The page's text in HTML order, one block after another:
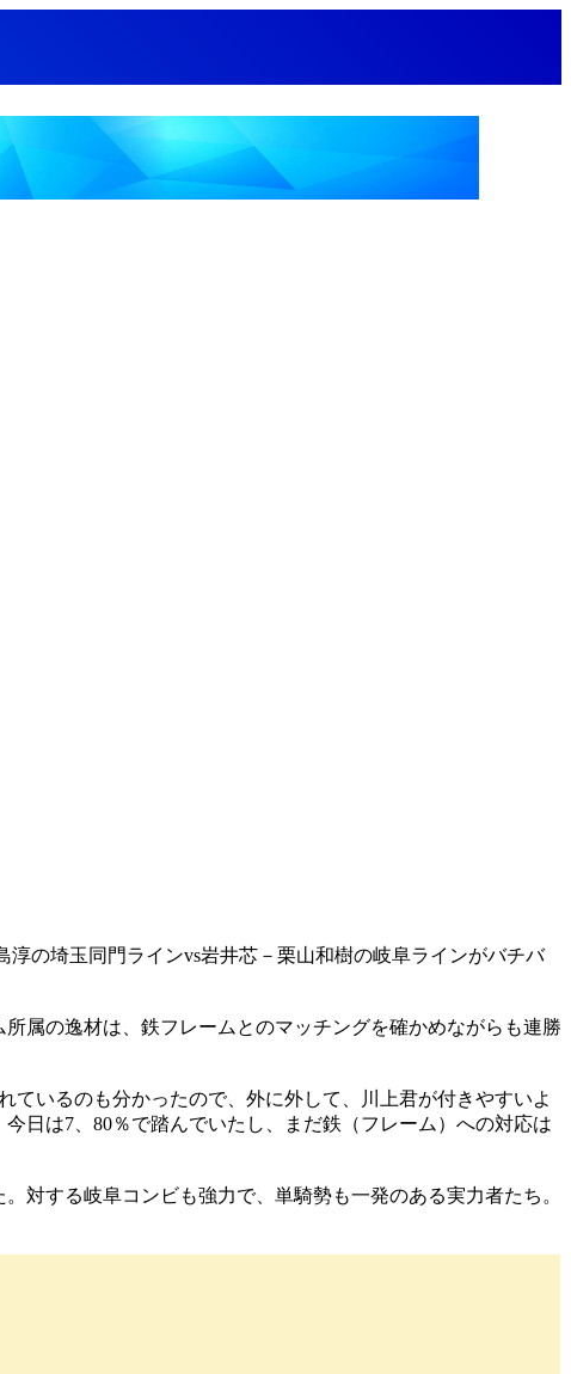
の埼玉同門ラインvs岩井芯－栗山和樹の岐阜ラインがバチバ
属の逸材は、鉄フレームとのマッチングを確かめながらも連勝
いるのも分かったので、外に外して、川上君が付きやすいよ
日は7、80％で踏んでいたし、まだ鉄（フレーム）への対応は
対する岐阜コンビも強力で、単騎勢も一発のある実力者たち。